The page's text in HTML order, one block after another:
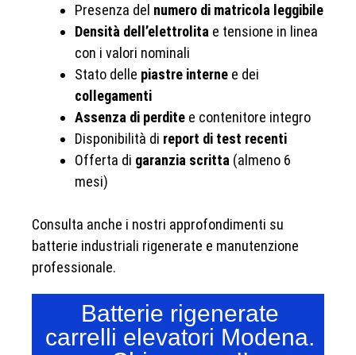
Presenza del numero di matricola leggibile
Densità dell’elettrolita e tensione in linea
con i valori nominali
Stato delle piastre interne e dei
collegamenti
Assenza di perdite e contenitore integro
Disponibilità di report di test recenti
Offerta di garanzia scritta (almeno 6
mesi)
Consulta anche i nostri approfondimenti su
batterie industriali rigenerate e manutenzione
professionale.
Batterie rigenerate
carrelli elevatori Modena.